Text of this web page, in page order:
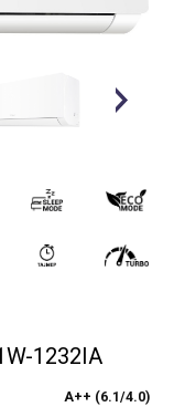
Next
1232IA
A++ (6.1/4.0)